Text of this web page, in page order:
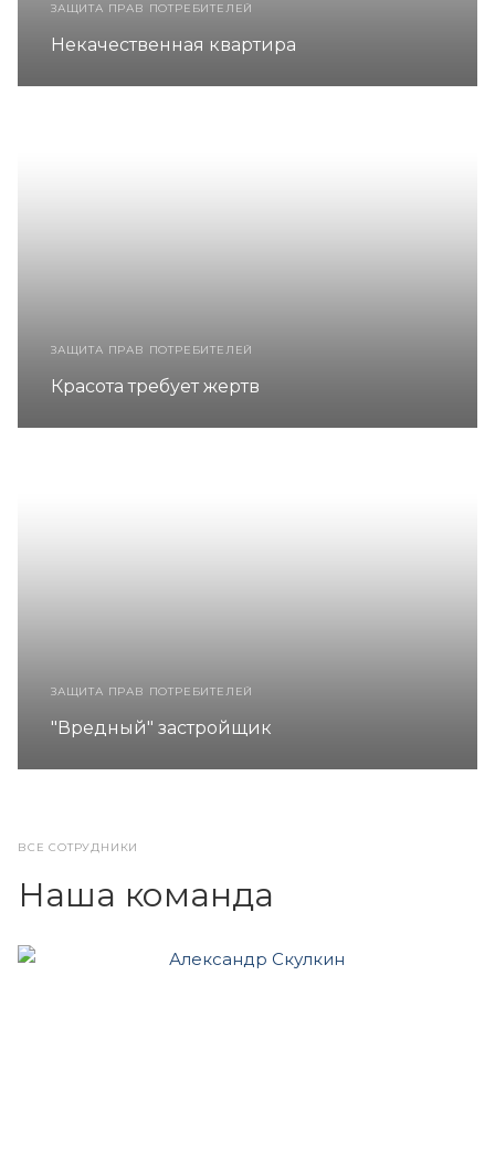
ЗАЩИТА ПРАВ ПОТРЕБИТЕЛЕЙ
Некачественная квартира
ЗАЩИТА ПРАВ ПОТРЕБИТЕЛЕЙ
Красота требует жертв
ЗАЩИТА ПРАВ ПОТРЕБИТЕЛЕЙ
"Вредный" застройщик
ВСЕ СОТРУДНИКИ
Наша команда